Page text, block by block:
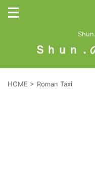
Ｓｈｕｎ
HOME > Roman Taxi